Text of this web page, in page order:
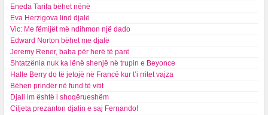
Eneda Tarifa bëhet nënë
Eva Herzigova lind djalë
Vic: Me fëmijët më ndihmon një dado
Edward Norton bëhet me djalë
Jeremy Rener, baba për herë të parë
Shtatzënia nuk ka lënë shenjë në trupin e Beyonce
Halle Berry do të jetojë në Francë kur t’i rritet vajza
Bëhen prindër në fund të vitit
Djali im është i shoqërueshëm
Ciljeta prezanton djalin e saj Fernando!